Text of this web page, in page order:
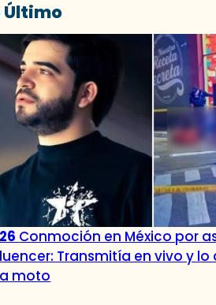
Último
Conmoción en México por
Transmitía en vivo y
moto